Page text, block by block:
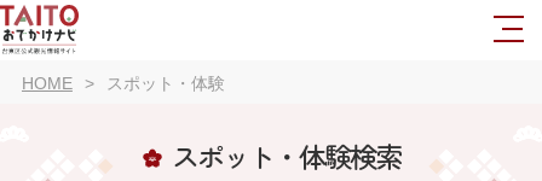
HOME スポット・体験
スポット・体験検索